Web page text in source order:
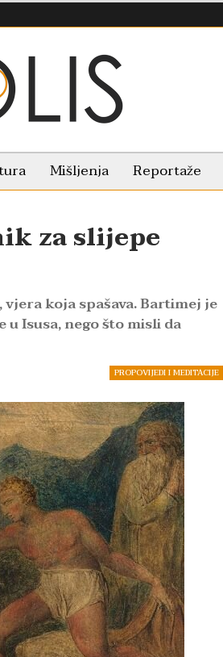
Mišljenja Reportaže
za slijepe
koja spašava. Bartimej je
Isusa, nego što misli da
PROPOVIJEDI I MEDITACIJE